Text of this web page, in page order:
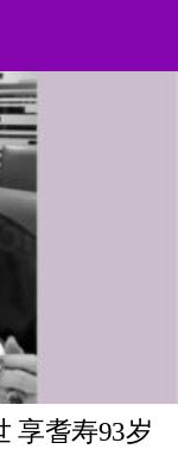
享耆寿93岁